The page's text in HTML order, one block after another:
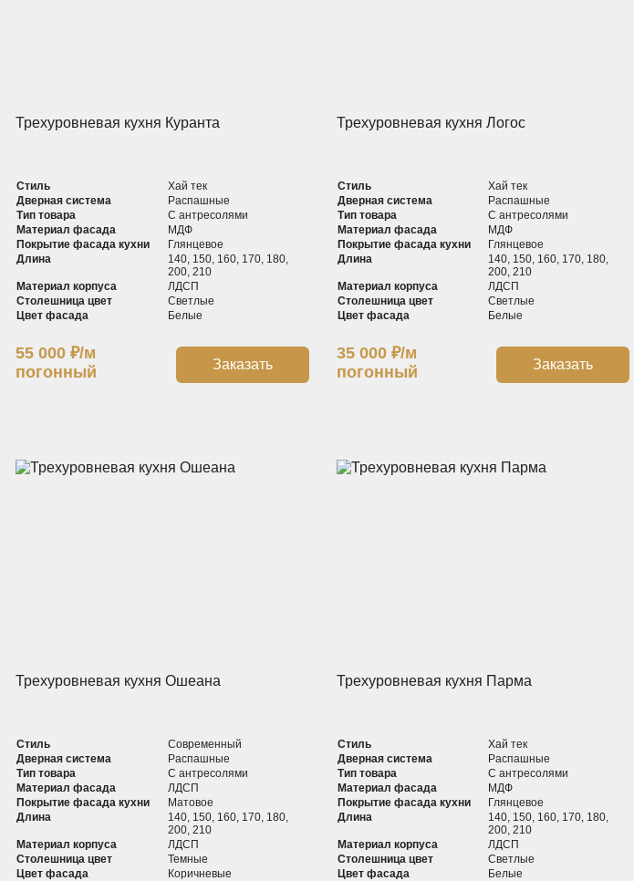
Трехуровневая кухня Куранта
Стиль
Хай тек
Дверная система
Распашные
Тип товара
С антресолями
Материал фасада
МДФ
Покрытие фасада кухни
Глянцевое
Длина
140, 150, 160, 170, 180,
200, 210
Материал корпуса
ЛДСП
Столешница цвет
Светлые
Цвет фасада
Белые
55 000₽/м
погонный
Заказать
Трехуровневая кухня Логос
Стиль
Хай тек
Дверная система
Распашные
Тип товара
С антресолями
Материал фасада
МДФ
Покрытие фасада кухни
Глянцевое
Длина
140, 150, 160, 170, 180,
200, 210
Материал корпуса
ЛДСП
Столешница цвет
Светлые
Цвет фасада
Белые
35 000 ₽/м
погонный
Заказать
Трехуровневая кухня Ошеана
Стиль
Современный
Дверная система
Распашные
Тип товара
С антресолями
Материал фасада
ЛДСП
Покрытие фасада кухни
Матовое
Длина
140, 150, 160, 170, 180,
200, 210
Материал корпуса
ЛДСП
Столешница цвет
Темные
Цвет фасада
Коричневые
Трехуровневая кухня Парма
Стиль
Хай тек
Дверная система
Распашные
Тип товара
С антресолями
Материал фасада
МДФ
Покрытие фасада кухни
Глянцевое
Длина
140, 150, 160, 170, 180,
200, 210
Материал корпуса
ЛДСП
Столешница цвет
Светлые
Цвет фасада
Белые